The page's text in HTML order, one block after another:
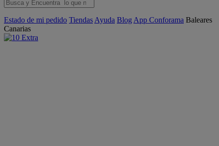
Estado de mi pedido Tiendas Ayuda Blog App Conforama Baleares
Canarias